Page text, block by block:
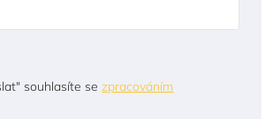
souhlasíte sezpracováním